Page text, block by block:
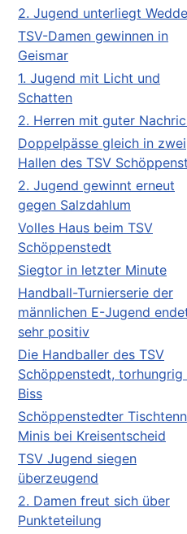
2. Jugend unterliegt
TSV-Damen gewinnen in
Geismar
1. Jugend mit Licht und
Schatten
2. Herren mit guter
Doppelpässe gleich in zwei
Hallen des TSV
2. Jugend gewinnt erneut
gegen Salzdahlum
Volles Haus beim TSV
Schöppenstedt
Siegtor in letzter Minute
Handball-Turnierserie der
männlichen E-Jugend
sehr positiv
Die Handballer des TSV
Schöppenstedt, torhungrig
Biss
Schöppenstedter
Minis bei Kreisentscheid
TSV Jugend siegen
überzeugend
2. Damen freut sich über
Punkteteilung